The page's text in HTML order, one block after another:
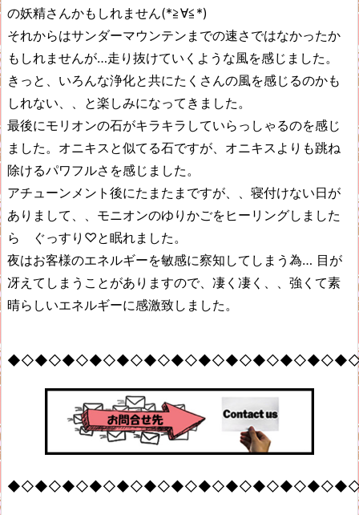
の妖精さんかもしれません(*≧∀≦*)
それからはサンダーマウンテンまでの速さではなかったか
もしれませんが…走り抜けていくような風を感じました。
きっと、いろんな浄化と共にたくさんの風を感じるのかも
しれない、、と楽しみになってきました。
最後にモリオンの石がキラキラしていらっしゃるのを感じ
ました。オニキスと似てる石ですが、オニキスよりも跳ね
除けるパワフルさを感じました。
アチューンメント後にたまたまですが、、寝付けない日が
ありまして、、モニオンのゆりかごをヒーリングしました
ら ぐっすり♡と眠れました。
夜はお客様のエネルギーを敏感に察知してしまう為… 目が
冴えてしまうことがありますので、凄く凄く、、強くて素
晴らしいエネルギーに感激致しました。